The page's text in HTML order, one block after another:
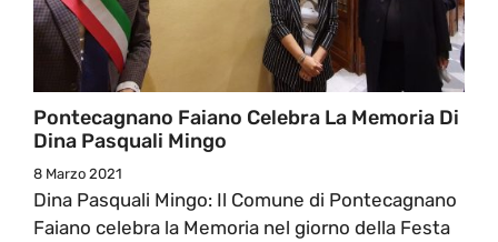
Pontecagnano Faiano Celebra La Memoria Di
Dina Pasquali Mingo
8 Marzo 2021
Dina Pasquali Mingo: Il Comune di Pontecagnano
Faiano celebra la Memoria nel giorno della Festa